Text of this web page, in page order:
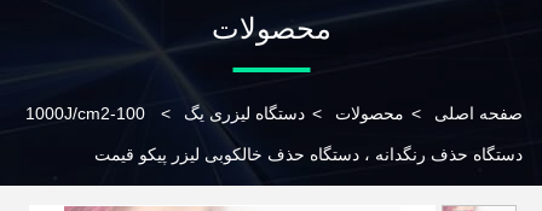
محصولات
صفحه اصلی > محصولات > دستگاه لیزری یگ >
100-1000J/cm2
دستگاه حذف رنگدانه ، دستگاه حذف خالکوبی لیزر پیکو قیمت